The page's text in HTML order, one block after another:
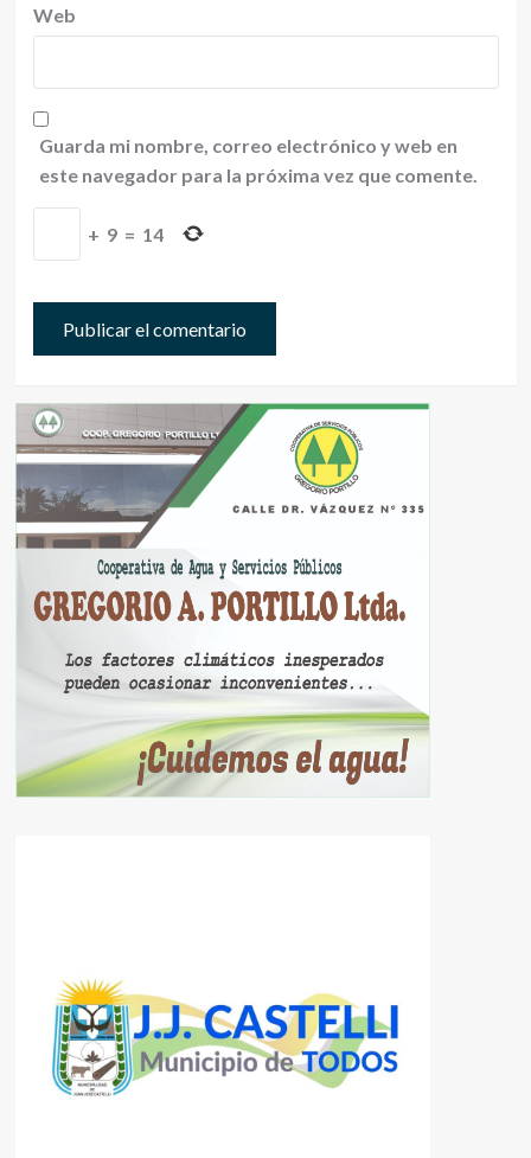
Web
Guarda mi nombre, correo electrónico y web en
este navegador para la próxima vez que comente.
+ 9 = 14